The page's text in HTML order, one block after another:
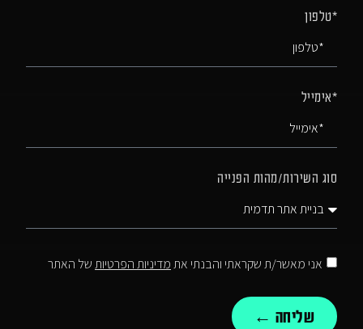
*טלפון
*אימייל
סוג השירות/מהות הפנייה
אני מאשר/ת שקראתי והבנתי אתמדיניות הפרטיותשל האתר
שליחה ←